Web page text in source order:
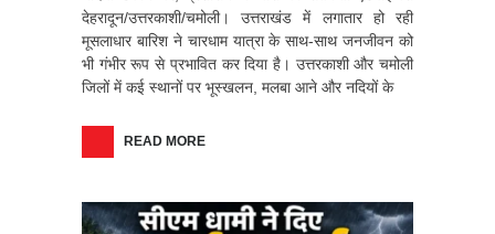
देहरादून/उत्तरकाशी/चमोली। उत्तराखंड में लगातार हो रही
मूसलाधार बारिश ने चारधाम यात्रा के साथ-साथ जनजीवन को
भी गंभीर रूप से प्रभावित कर दिया है। उत्तरकाशी और चमोली
जिलों में कई स्थानों पर भूस्खलन, मलबा आने और नदियों के
READ MORE